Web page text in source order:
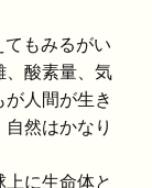
もみるがい
、酸素量、気
人間が生き
然はかなり
に生命体と